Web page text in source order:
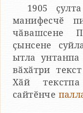
1905
манифесчӗ
чӑвашсене
ҫынсене
ытла
вӑхӑтри
Хӑй
сайтӗнче